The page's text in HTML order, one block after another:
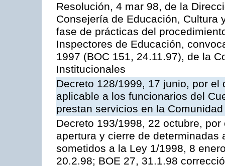
Resolución, 4 mar 98, de la
Consejería de Educación, Cultura
fase de prácticas del
Inspectores de Educación,
1997 (BOC 151, 24.11.97), de la
Institucionales
Decreto 128/1999, 17 junio, por
aplicable a los funcionarios del
prestan servicios en la
Decreto 193/1998, 22 octubre,
apertura y cierre de
sometidos a la Ley 1/1998, 8
20.2.98; BOE 27, 31.1.98